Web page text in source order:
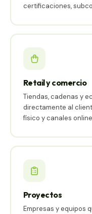
certificaciones,
Retail y comercio
Tiendas, cadenas y
directamente al
físico y canales
Proyectos
Empresas y equipos